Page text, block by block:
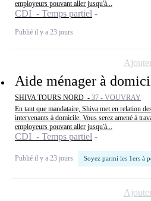
employeurs pouvant aller jusqu'à...
CDI - Temps partiel
Publié il y a 23 jours
Aide ménager à
SHIVA TOURS NORD - 37 - VOUVRAY
En tant que mandataire, Shiva met en relation
intervenants à domicile. Vous serez amené à
employeurs pouvant aller jusqu'à...
CDI - Temps partiel
Publié il y a 23 jours Soyez parmi les 1ers à